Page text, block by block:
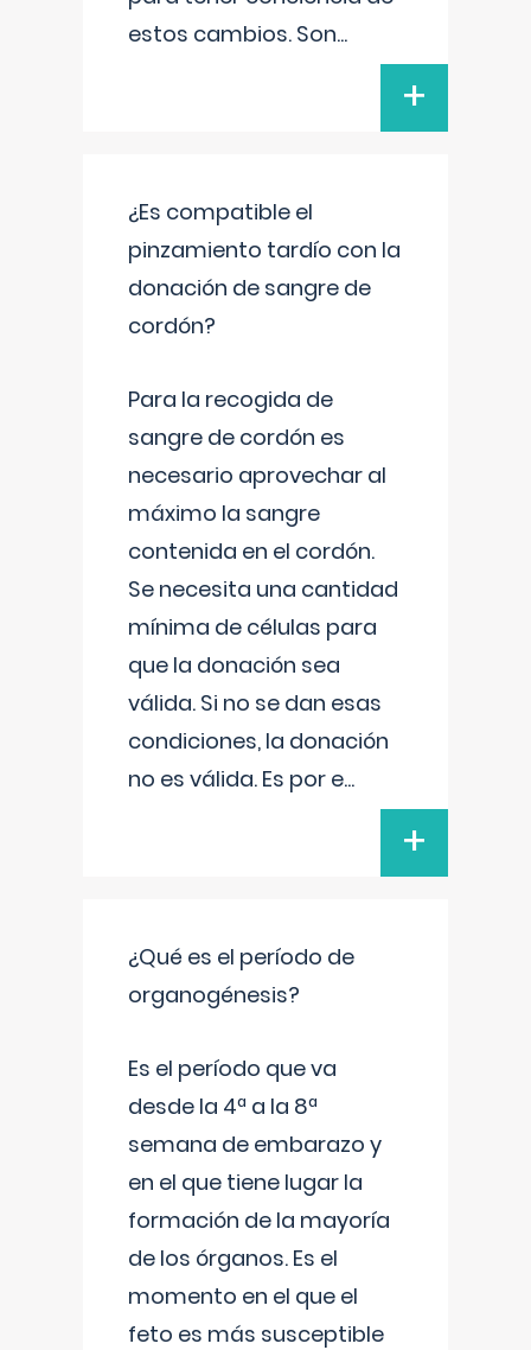
estos cambios. Son...
+
¿Es compatible el
pinzamiento tardío con la
donación de sangre de
cordón?
Para la recogida de
sangre de cordón es
necesario aprovechar al
máximo la sangre
contenida en el cordón.
Se necesita una cantidad
mínima de células para
que la donación sea
válida. Si no se dan esas
condiciones, la donación
no es válida. Es por e...
+
¿Qué es el período de
organogénesis?
Es el período que va
desde la 4ª a la 8ª
semana de embarazo y
en el que tiene lugar la
formación de la mayoría
de los órganos. Es el
momento en el que el
feto es más susceptible